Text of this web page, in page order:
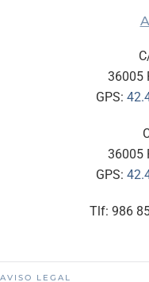
36005
GPS:
36005
GPS:
Tlf: 986
AVISO LEGAL